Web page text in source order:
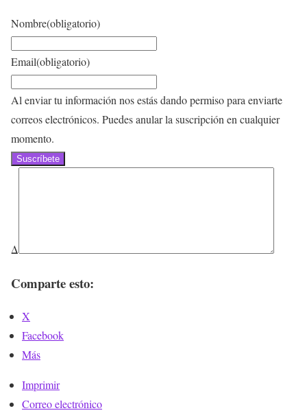
Nombre(obligatorio)
Email(obligatorio)
Al enviar tu información nos estás dando permiso para enviarte
correos electrónicos. Puedes anular la suscripción en cualquier
momento.
Suscríbete
Δ
Comparte esto:
X
Facebook
Más
Imprimir
Correo electrónico